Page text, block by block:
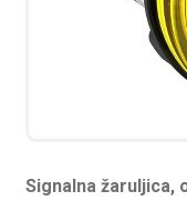
Signalna žaruljica,